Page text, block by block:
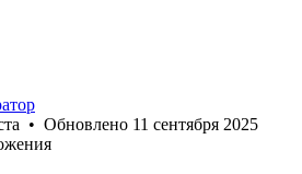
• Обновлено 11 сентября 2025